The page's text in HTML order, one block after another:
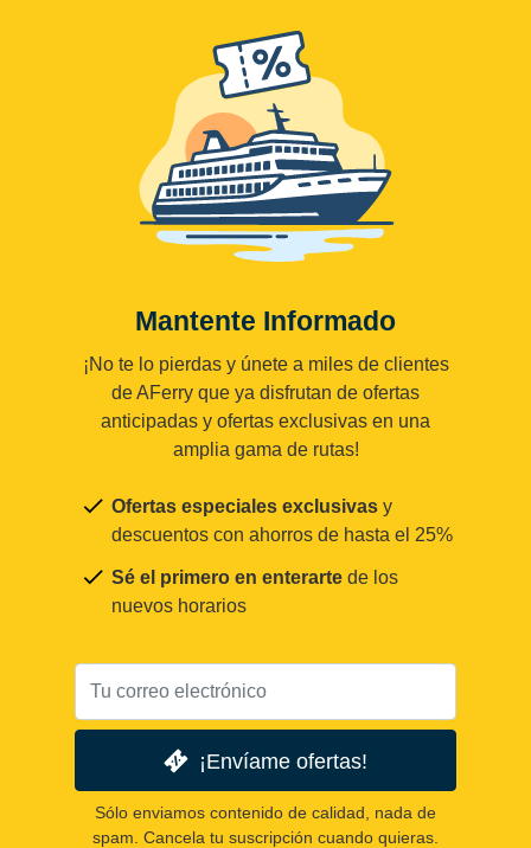
Mantente Informado
¡No te lo pierdas y únete a miles de clientes
de AFerry que ya disfrutan de ofertas
anticipadas y ofertas exclusivas en una
amplia gama de rutas!
Ofertas especiales exclusivas y
descuentos con ahorros de hasta el 25%
Sé el primero en enterarte de los
nuevos horarios
¡Envíame ofertas!
Sólo enviamos contenido de calidad, nada de
spam. Cancela tu suscripción cuando quieras.